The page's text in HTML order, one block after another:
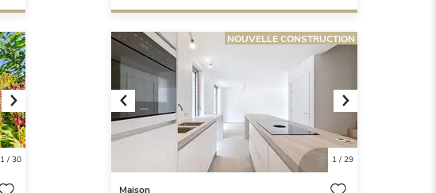
Next
1/ 30
Previous Next
1/ 29
NOUVELLE CONSTRUCTION
Maison